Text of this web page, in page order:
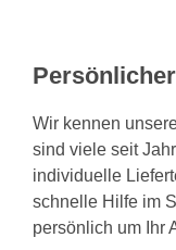
Wir kennen
sind viele seit
individuelle
schnelle Hilfe im
persönlich um Ihr